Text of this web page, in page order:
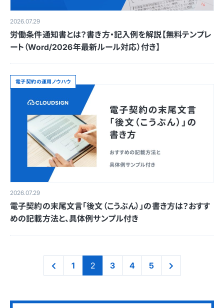
2026.07.29
労働条件通知書とは？書き方・記入例を解説【無料テンプレ
ート（Word/2026年最新ルール対応）付き】
電子契約の運用ノウハウ
2026.07.29
電子契約の末尾文言「後文（こうぶん）」の書き方は？おすす
めの記載方法と、具体例サンプル付き
1 2 3 4 5